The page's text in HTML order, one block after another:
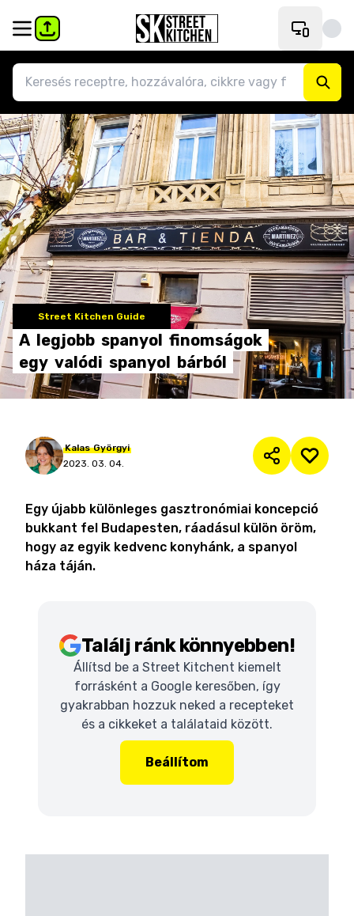
Street Kitchen Guide
A legjobb spanyol finomságok
egy valódi spanyol bárból
Kalas Györgyi
2023. 03. 04.
Egy újabb különleges gasztronómiai koncepció
bukkant fel Budapesten, ráadásul külön öröm,
hogy az egyik kedvenc konyhánk, a spanyol
háza táján.
Találj ránk könnyebben!
Állítsd be a Street Kitchent kiemelt
forrásként a Google keresőben, így
gyakrabban hozzuk neked a recepteket
és a cikkeket a találataid között.
Beállítom